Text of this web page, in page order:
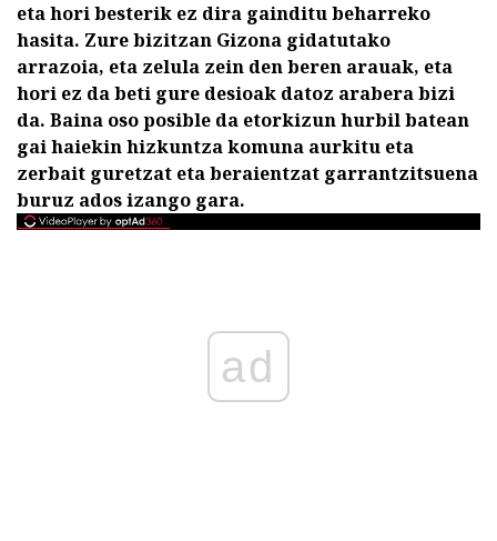
eta hori besterik ez dira gainditu beharreko
hasita. Zure bizitzan Gizona gidatutako
arrazoia, eta zelula zein den beren arauak, eta
hori ez da beti gure desioak datoz arabera bizi
da. Baina oso posible da etorkizun hurbil batean
gai haiekin hizkuntza komuna aurkitu eta
zerbait guretzat eta beraientzat garrantzitsuena
buruz ados izango gara.
ad